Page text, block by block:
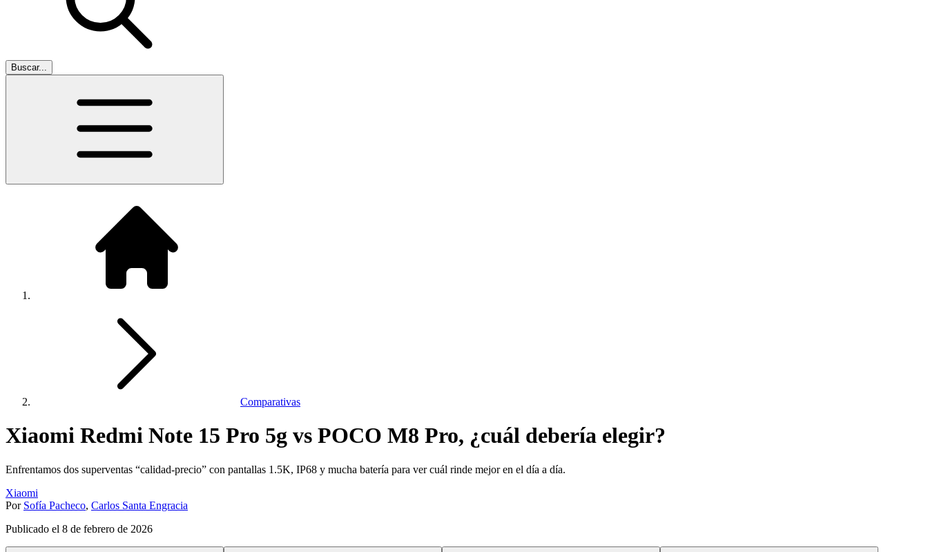
Buscar...
Comparativas
Xiaomi Redmi Note 15 Pro 5g vs POCO M8 Pro, ¿cuál debería elegir?
Enfrentamos dos superventas “calidad-precio” con pantallas 1.5K, IP68 y mucha batería para ver cuál rinde mejor en el día a día.
Xiaomi
Por Sofía Pacheco, Carlos Santa Engracia
Publicado el 8 de febrero de 2026